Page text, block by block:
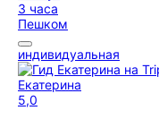
3 часа
Пешком
индивидуальная
Екатерина
5,0